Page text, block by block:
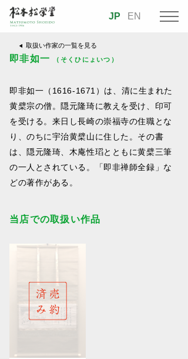
JP EN
取扱い作家の一覧を見る
即非如一 （そくひにょいつ）
即非如一（1616-1671）は、清に生まれた
黄檗宗の僧。隠元隆琦に教えを受け、印可
を受ける。来日し長崎の崇福寺の住職とな
り、のちに宇治黄檗山に住した。その書
は、隠元隆琦、木庵性瑫とともに黄檗三筆
の一人とされている。「即非禅師全録」な
どの著作がある。
当店での取扱い作品